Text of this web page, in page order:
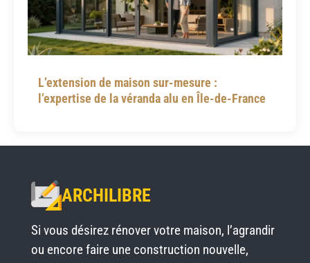
L’extension de maison sur-mesure :
l’expertise de la véranda alu en Île-de-France
ARCHILIBRE
Si vous désirez rénover votre maison, l’agrandir
ou encore faire une construction nouvelle,